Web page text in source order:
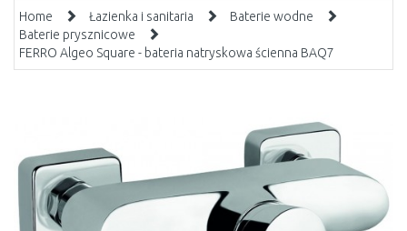
Home Łazienka i sanitaria
Baterie wodne
Baterie prysznicowe
FERRO Algeo Square - bateria natryskowa ścienna BAQ7